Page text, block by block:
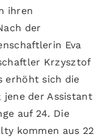
ihren
der
Eva
Krzysztof
erhöht sich die
jene der Assistant
auf 24. Die
kommen aus 22